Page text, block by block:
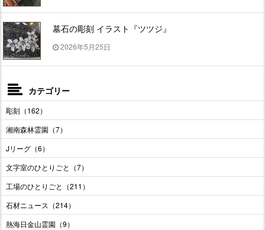
墓石の彫刻 イラスト『ツツジ』
2026年5月25日
カテゴリー
彫刻（162）
湘南森林霊園（7）
Jリーグ（6）
文字室のひとりごと（7）
工場のひとりごと（211）
石材ニュース（214）
熱海日金山霊園（9）